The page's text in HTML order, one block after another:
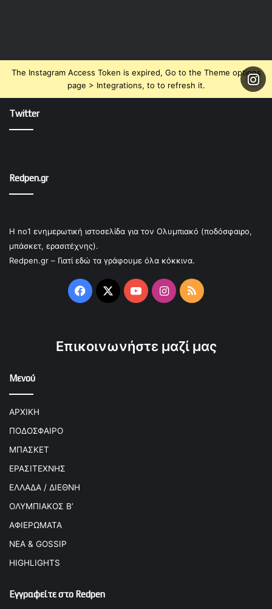
The Instagram Access Token is expired, Go to the Theme options
page > Integrations, to to refresh it.
Twitter
Redpen.gr
Η no1 ενημερωτική ιστοσελίδα για τον Ολυμπιακό (ποδόσφαιρο,
μπάσκετ, ερασιτέχνης).
Redpen.gr – Γιατί εδώ τα γράφουμε όλα κόκκινα.
Facebook
X YouTubeInstagram
RSS
Επικοινωνήστε μαζί μας
Μενού
ΑΡΧΙΚΗ
ΠΟΔΟΣΦΑΙΡΟ
ΜΠΑΣΚΕΤ
ΕΡΑΣΙΤΕΧΝΗΣ
ΕΛΛΑΔΑ / ΔΙΕΘΝΗ
ΟΛΥΜΠΙΑΚΟΣ Β’
ΑΦΙΕΡΩΜΑΤΑ
ΝΕΑ & GOSSIP
HIGHLIGHTS
Εγγραφείτε στο Redpen